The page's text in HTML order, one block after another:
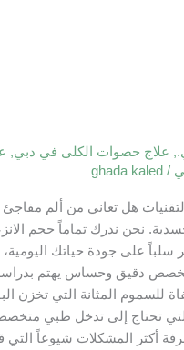
, علاج حصوات الكلى في دبي,
/
ghada kaled
هل تعاني من ألم مفاجئ
نحن ندرك تماماً حجم
على جودة حياتك اليومية،
تخصص دقيق وحساس يهتم
المثانة التي تخزن
التي تحتاج إلى تدخل طبي
أكثر المشكلات شيوعاً التي